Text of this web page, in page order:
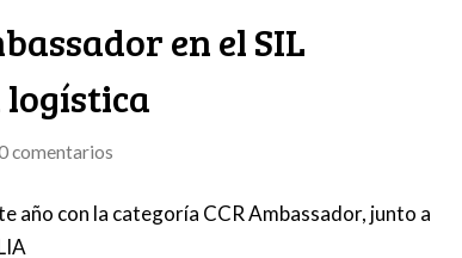
en el SIL
comentarios
año con la categoría CCR Ambassador, junto a